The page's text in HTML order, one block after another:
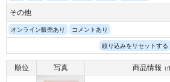
その他
オンライン販売あり コメントあり
絞り込みをリセットする
順位 写真 商品情報